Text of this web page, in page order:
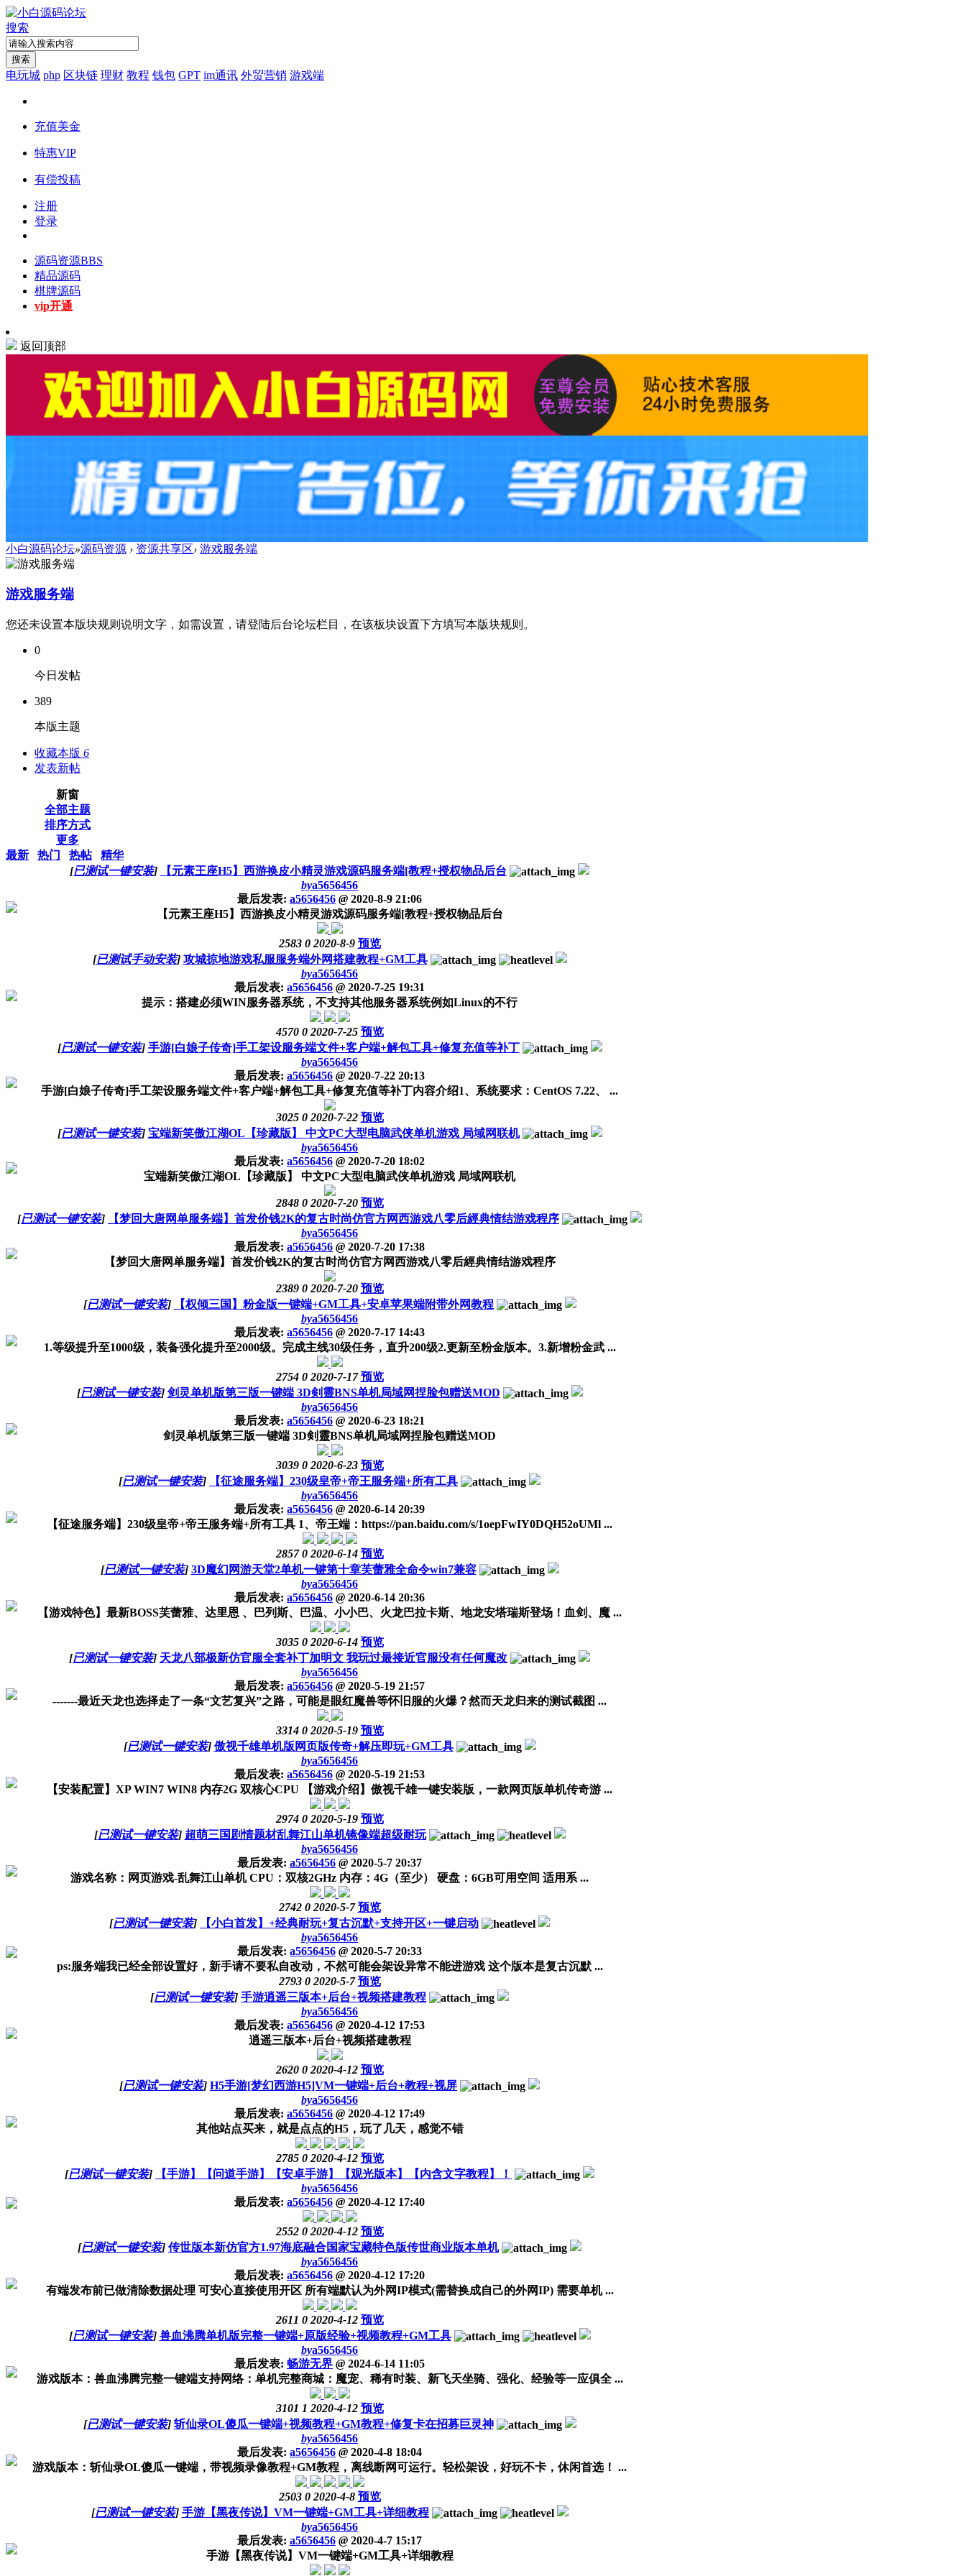
搜索
搜索
电玩城 php 区块链 理财 教程 钱包 GPT im通讯 外贸营销 游戏端
充值美金
特惠VIP
有偿投稿
注册
登录
源码资源BBS
精品源码
棋牌源码
vip开通
返回顶部
小白源码论坛»源码资源 › 资源共享区› 游戏服务端
游戏服务端
您还未设置本版块规则说明文字，如需设置，请登陆后台论坛栏目，在该板块设置下方填写本版块规则。
0
今日发帖
389
本版主题
收藏本版 6
发表新帖
新窗
全部主题
排序方式
更多
最新
热门 热帖
精华
[已测试一键安装]
【元素王座H5】西游换皮小精灵游戏源码服务端[教程+授权物品后台
bya5656456
最后发表: a5656456 @ 2020-8-9 21:06
【元素王座H5】西游换皮小精灵游戏源码服务端[教程+授权物品后台
2583 0 2020-8-9 预览
[已测试手动安装] 攻城掠地游戏私服服务端外网搭建教程+GM工具
bya5656456
最后发表: a5656456 @ 2020-7-25 19:31
提示：搭建必须WIN服务器系统，不支持其他服务器系统例如Linux的不行
4570 0 2020-7-25 预览
[已测试一键安装] 手游[白娘子传奇]手工架设服务端文件+客户端+解包工具+修复充值等补丁
bya5656456
最后发表: a5656456 @ 2020-7-22 20:13
手游[白娘子传奇]手工架设服务端文件+客户端+解包工具+修复充值等补丁内容介绍1、系统要求：CentOS 7.22、 ...
3025 0 2020-7-22 预览
[已测试一键安装] 宝端新笑傲江湖OL【珍藏版】 中文PC大型电脑武侠单机游戏 局域网联机
bya5656456
最后发表: a5656456 @ 2020-7-20 18:02
宝端新笑傲江湖OL【珍藏版】 中文PC大型电脑武侠单机游戏 局域网联机
2848 0 2020-7-20 预览
[已测试一键安装]
【梦回大唐网单服务端】首发价钱2K的复古时尚仿官方网西游戏八零后經典情结游戏程序
bya5656456
最后发表: a5656456 @ 2020-7-20 17:38
【梦回大唐网单服务端】首发价钱2K的复古时尚仿官方网西游戏八零后經典情结游戏程序
2389 0 2020-7-20 预览
[已测试一键安装]
【权倾三国】粉金版一键端+GM工具+安卓苹果端附带外网教程
bya5656456
最后发表: a5656456 @ 2020-7-17 14:43
1.等级提升至1000级，装备强化提升至2000级。完成主线30级任务，直升200级2.更新至粉金版本。3.新增粉金武 ...
2754 0 2020-7-17 预览
[已测试一键安装] 剑灵单机版第三版一键端 3D剣靈BNS单机局域网捏脸包赠送MOD
bya5656456
最后发表: a5656456 @ 2020-6-23 18:21
剑灵单机版第三版一键端 3D剣靈BNS单机局域网捏脸包赠送MOD
3039 0 2020-6-23 预览
[已测试一键安装]
【征途服务端】230级皇帝+帝王服务端+所有工具
bya5656456
最后发表: a5656456 @ 2020-6-14 20:39
【征途服务端】230级皇帝+帝王服务端+所有工具 1、帝王端：https://pan.baidu.com/s/1oepFwIY0DQH52oUMl ...
2857 0 2020-6-14 预览
[已测试一键安装] 3D魔幻网游天堂2单机一键第十章芙蕾雅全命令win7兼容
bya5656456
最后发表: a5656456 @ 2020-6-14 20:36
【游戏特色】最新BOSS芙蕾雅、达里恩 、巴列斯、巴温、小小巴、火龙巴拉卡斯、地龙安塔瑞斯登场！血剑、魔 ...
3035 0 2020-6-14 预览
[已测试一键安装] 天龙八部极新仿官服全套补丁加明文 我玩过最接近官服没有任何魔改
bya5656456
最后发表: a5656456 @ 2020-5-19 21:57
-------最近天龙也选择走了一条“文艺复兴”之路，可能是眼红魔兽等怀旧服的火爆？然而天龙归来的测试截图 ...
3314 0 2020-5-19 预览
[已测试一键安装] 傲视千雄单机版网页版传奇+解压即玩+GM工具
bya5656456
最后发表: a5656456 @ 2020-5-19 21:53
【安装配置】XP WIN7 WIN8 内存2G 双核心CPU 【游戏介绍】傲视千雄一键安装版，一款网页版单机传奇游 ...
2974 0 2020-5-19 预览
[已测试一键安装] 超萌三国剧情题材乱舞江山单机镜像端超级耐玩
bya5656456
最后发表: a5656456 @ 2020-5-7 20:37
游戏名称：网页游戏-乱舞江山单机 CPU：双核2GHz 内存：4G（至少） 硬盘：6GB可用空间 适用系 ...
2742 0 2020-5-7 预览
[已测试一键安装]
【小白首发】+经典耐玩+复古沉默+支持开区+一键启动
bya5656456
最后发表: a5656456 @ 2020-5-7 20:33
ps:服务端我已经全部设置好，新手请不要私自改动，不然可能会架设异常不能进游戏 这个版本是复古沉默 ...
2793 0 2020-5-7 预览
[已测试一键安装] 手游逍遥三版本+后台+视频搭建教程
bya5656456
最后发表: a5656456 @ 2020-4-12 17:53
逍遥三版本+后台+视频搭建教程
2620 0 2020-4-12 预览
[已测试一键安装] H5手游[梦幻西游H5]VM一键端+后台+教程+视屏
bya5656456
最后发表: a5656456 @ 2020-4-12 17:49
其他站点买来，就是点点的H5，玩了几天，感觉不错
2785 0 2020-4-12 预览
[已测试一键安装]
【手游】【问道手游】【安卓手游】【观光版本】【内含文字教程】！
bya5656456
最后发表: a5656456 @ 2020-4-12 17:40
2552 0 2020-4-12 预览
[已测试一键安装] 传世版本新仿官方1.97海底融合国家宝藏特色版传世商业版本单机
bya5656456
最后发表: a5656456 @ 2020-4-12 17:20
有端发布前已做清除数据处理 可安心直接使用开区 所有端默认为外网IP模式(需替换成自己的外网IP) 需要单机 ...
2611 0 2020-4-12 预览
[已测试一键安装] 兽血沸腾单机版完整一键端+原版经验+视频教程+GM工具
bya5656456
最后发表: 畅游无界 @ 2024-6-14 11:05
游戏版本：兽血沸腾完整一键端支持网络：单机完整商城：魔宠、稀有时装、新飞天坐骑、强化、经验等一应俱全 ...
3101 1 2020-4-12 预览
[已测试一键安装] 斩仙录OL傻瓜一键端+视频教程+GM教程+修复卡在招募巨灵神
bya5656456
最后发表: a5656456 @ 2020-4-8 18:04
游戏版本：斩仙录OL傻瓜一键端，带视频录像教程+GM教程，离线断网可运行。轻松架设，好玩不卡，休闲首选！ ...
2503 0 2020-4-8 预览
[已测试一键安装] 手游【黑夜传说】VM一键端+GM工具+详细教程
bya5656456
最后发表: a5656456 @ 2020-4-7 15:17
手游【黑夜传说】VM一键端+GM工具+详细教程